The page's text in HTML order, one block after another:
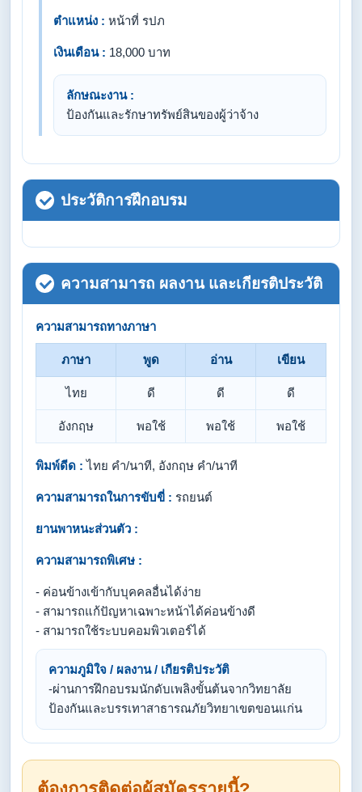
ตำแหน่ง : หน้าที่ รปภ
เงินเดือน : 18,000 บาท
ลักษณะงาน :
ป้องกันและรักษาทรัพย์สินของผู้ว่าจ้าง
ประวัติการฝึกอบรม
ความสามารถ ผลงาน และเกียรติประวัติ
ความสามารถทางภาษา
ภาษา พูด อ่าน เขียน
ไทย ดี ดี ดี
อังกฤษ พอใช้ พอใช้ พอใช้
พิมพ์ดีด : ไทย คำ/นาที, อังกฤษ คำ/นาที
ความสามารถในการขับขี่ : รถยนต์
ยานพาหนะส่วนตัว :
ความสามารถพิเศษ :
- ค่อนข้างเข้ากับบุคคลอื่นได้ง่าย
- สามารถแก้ปัญหาเฉพาะหน้าได้ค่อนข้างดี
- สามารถใช้ระบบคอมพิวเตอร์ได้
ความภูมิใจ / ผลงาน / เกียรติประวัติ
-ผ่านการฝึกอบรมนักดับเพลิงขั้นต้นจากวิทยาลัย
ป้องกันและบรรเทาสาธารณภัยวิทยาเขตขอนแก่น